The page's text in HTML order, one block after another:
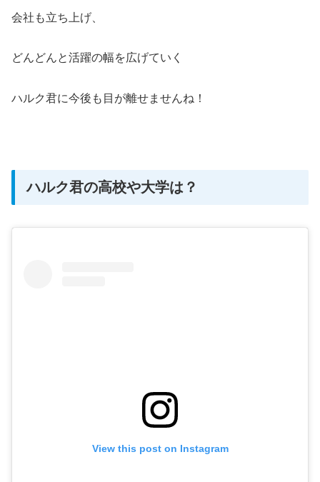
会社も立ち上げ、
どんどんと活躍の幅を広げていく
ハルク君に今後も目が離せませんね！
ハルク君の高校や大学は？
View this post on Instagram